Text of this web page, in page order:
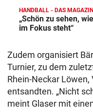
HANDBALL - DAS MAGAZIN
„Schön zu sehen,
im Fokus steht“
Zudem organisiert
Turnier, zu dem
Rhein-Neckar
entsandten. „Nicht
meint Glaser mit